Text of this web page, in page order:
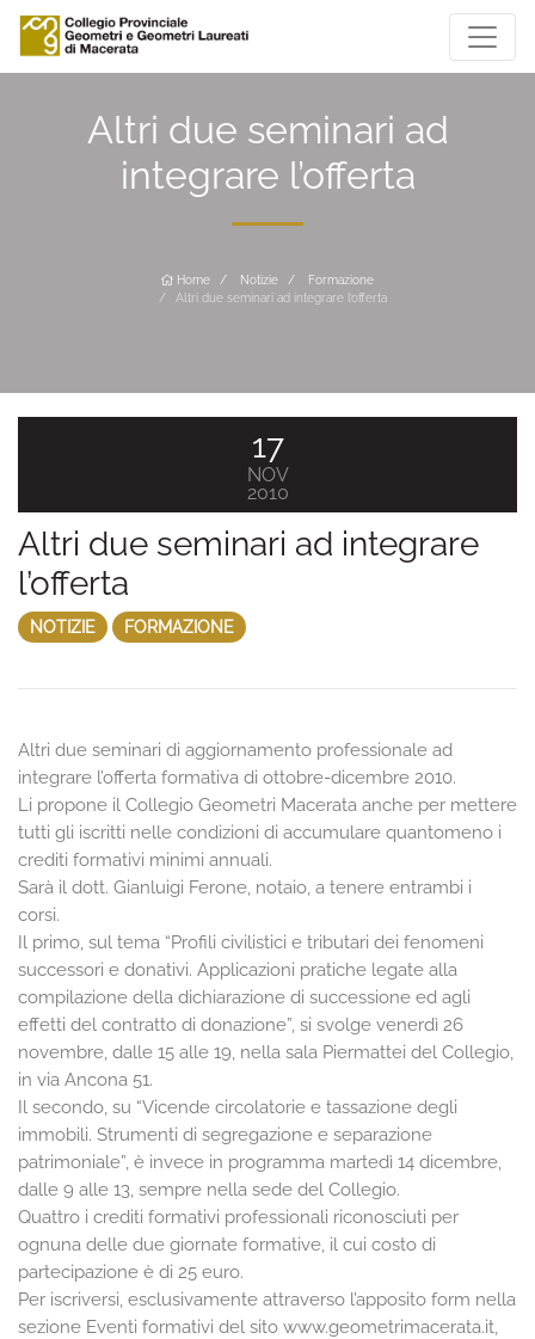
Altri due seminari ad
integrare l’offerta
Home Notizie
Formazione
Altri due seminari ad integrare l’offerta
Altri due seminari ad integrare
l’offerta
NOTIZIE FORMAZIONE
17
NOV
2010
Altri due seminari di aggiornamento professionale ad
integrare l’offerta formativa di ottobre-dicembre 2010.
Li propone il Collegio Geometri Macerata anche per mettere
tutti gli iscritti nelle condizioni di accumulare quantomeno i
crediti formativi minimi annuali.
Sarà il dott. Gianluigi Ferone, notaio, a tenere entrambi i
corsi.
Il primo, sul tema “Profili civilistici e tributari dei fenomeni
successori e donativi. Applicazioni pratiche legate alla
compilazione della dichiarazione di successione ed agli
effetti del contratto di donazione”, si svolge venerdì 26
novembre, dalle 15 alle 19, nella sala Piermattei del Collegio,
in via Ancona 51.
Il secondo, su “Vicende circolatorie e tassazione degli
immobili. Strumenti di segregazione e separazione
patrimoniale”, è invece in programma martedì 14 dicembre,
dalle 9 alle 13, sempre nella sede del Collegio.
Quattro i crediti formativi professionali riconosciuti per
ognuna delle due giornate formative, il cui costo di
partecipazione è di 25 euro.
Per iscriversi, esclusivamente attraverso l’apposito form nella
sezione Eventi formativi del sito www.geometrimacerata.it,